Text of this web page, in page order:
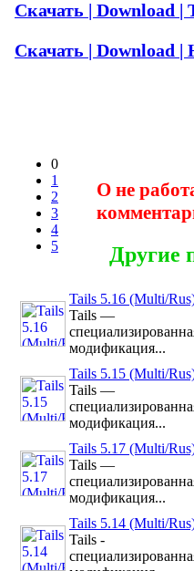
Скачать | Download |
Скачать | Download |
0
1
2
3
4
5
О не
Другие
Tails 5.16 (Multi/
Tails —
модификация...
Tails 5.15 (Multi/
Tails —
модификация...
Tails 5.17 (Multi/
Tails —
модификация...
Tails 5.14 (Multi/
Tails -